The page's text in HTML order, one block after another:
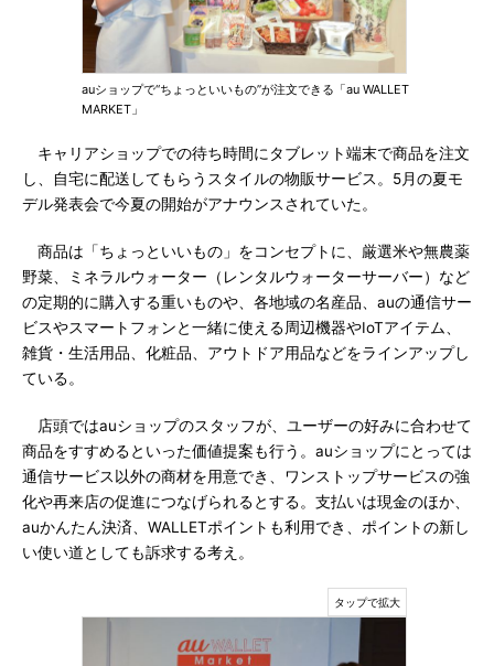
auショップで“ちょっといいもの”が注文できる「au WALLET
MARKET」
キャリアショップでの待ち時間にタブレット端末で商品を注文
し、自宅に配送してもらうスタイルの物販サービス。5月の夏モ
デル発表会で今夏の開始がアナウンスされていた。
商品は「ちょっといいもの」をコンセプトに、厳選米や無農薬
野菜、ミネラルウォーター（レンタルウォーターサーバー）など
の定期的に購入する重いものや、各地域の名産品、auの通信サー
ビスやスマートフォンと一緒に使える周辺機器やIoTアイテム、
雑貨・生活用品、化粧品、アウトドア用品などをラインアップし
ている。
店頭ではauショップのスタッフが、ユーザーの好みに合わせて
商品をすすめるといった価値提案も行う。auショップにとっては
通信サービス以外の商材を用意でき、ワンストップサービスの強
化や再来店の促進につなげられるとする。支払いは現金のほか、
auかんたん決済、WALLETポイントも利用でき、ポイントの新し
い使い道としても訴求する考え。